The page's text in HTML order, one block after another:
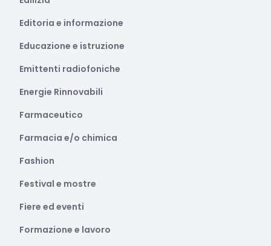
Editoria e informazione
Educazione e istruzione
Emittenti radiofoniche
Energie Rinnovabili
Farmaceutico
Farmacia e/o chimica
Fashion
Festival e mostre
Fiere ed eventi
Formazione e lavoro